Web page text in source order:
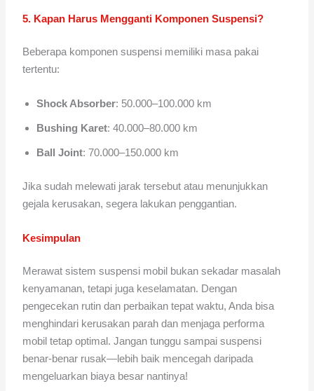
5. Kapan Harus Mengganti Komponen Suspensi?
Beberapa komponen suspensi memiliki masa pakai
tertentu:
Shock Absorber: 50.000–100.000 km
Bushing Karet: 40.000–80.000 km
Ball Joint: 70.000–150.000 km
Jika sudah melewati jarak tersebut atau menunjukkan
gejala kerusakan, segera lakukan penggantian.
Kesimpulan
Merawat sistem suspensi mobil bukan sekadar masalah
kenyamanan, tetapi juga keselamatan. Dengan
pengecekan rutin dan perbaikan tepat waktu, Anda bisa
menghindari kerusakan parah dan menjaga performa
mobil tetap optimal. Jangan tunggu sampai suspensi
benar-benar rusak—lebih baik mencegah daripada
mengeluarkan biaya besar nantinya!